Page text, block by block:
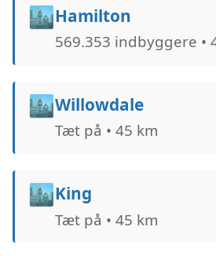
🏙️Hamilton
569.353 indbyggere •
🏙️Willowdale
Tæt på • 45 km
🏙️King
Tæt på • 45 km